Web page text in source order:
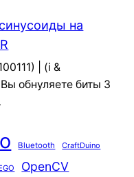
на
| (i &
обнуляете биты 3
Bluetooth CraftDuino
OpenCV